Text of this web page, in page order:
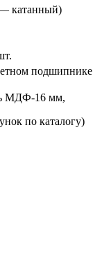
катанный)
подшипнике
МДФ-16 мм,
по каталогу)